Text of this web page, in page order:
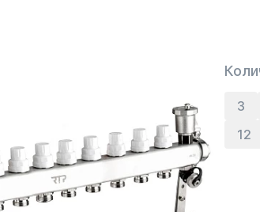
3
12